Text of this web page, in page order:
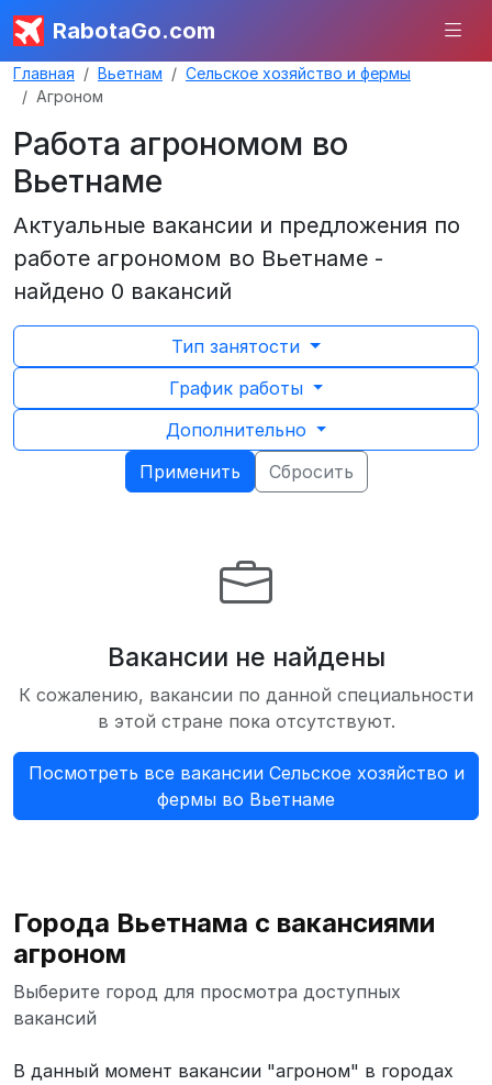
RabotaGo.com
Главная Вьетнам
Сельское хозяйство и фермы
Агроном
Работа агрономом во
Вьетнаме
Актуальные вакансии и предложения по
работе агрономом во Вьетнаме -
найдено 0 вакансий
Тип занятости
График работы
Дополнительно
Применить
Сбросить
Вакансии не найдены
К сожалению, вакансии по данной специальности
в этой стране пока отсутствуют.
Посмотреть все вакансии Сельское хозяйство и
фермы во Вьетнаме
Города Вьетнама с вакансиями
агроном
Выберите город для просмотра доступных
вакансий
В данный момент вакансии "агроном" в городах